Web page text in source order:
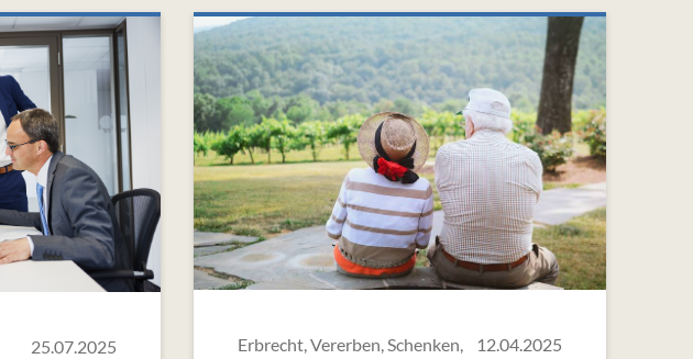
25.07.2025
Erbrecht, Vererben, Schenken,
12.04.2025